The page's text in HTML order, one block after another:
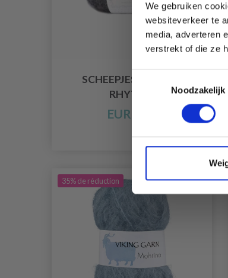
We gebruiken
websiteverkeer te
media, adverteren
verstrekt of die ze
Toestemmingsselectie
Noodzakelijk
SCHEEPJES MOHAIR
RHYTHM
EUR 8.50
35% de réduction